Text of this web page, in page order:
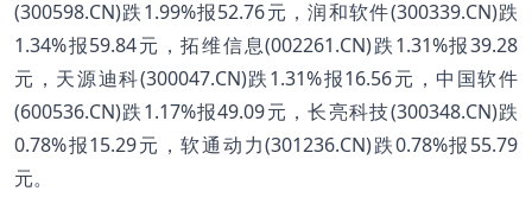
(300598.CN)跌1.99%报52.76元，润和软件(300339.CN)跌
1.34%报59.84元，拓维信息(002261.CN)跌1.31%报39.28
元，天源迪科(300047.CN)跌1.31%报16.56元，中国软件
(600536.CN)跌1.17%报49.09元，长亮科技(300348.CN)跌
0.78%报15.29元，软通动力(301236.CN)跌0.78%报55.79
元。